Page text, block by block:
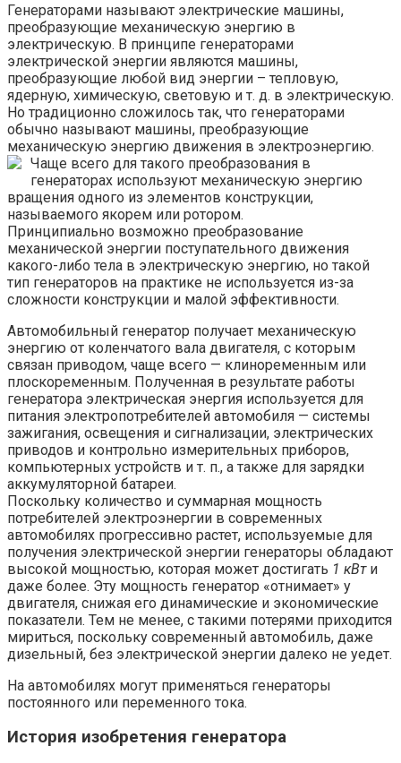
Генераторами называют электрические машины,
преобразующие механическую энергию в
электрическую. В принципе генераторами
электрической энергии являются машины,
преобразующие любой вид энергии – тепловую,
ядерную, химическую, световую и т. д. в электрическую.
Но традиционно сложилось так, что генераторами
обычно называют машины, преобразующие
механическую энергию движения в электроэнергию.
Чаще всего для такого преобразования в
генераторах используют механическую энергию
вращения одного из элементов конструкции,
называемого якорем или ротором.
Принципиально возможно преобразование
механической энергии поступательного движения
какого-либо тела в электрическую энергию, но такой
тип генераторов на практике не используется из-за
сложности конструкции и малой эффективности.
Автомобильный генератор получает механическую
энергию от коленчатого вала двигателя, с которым
связан приводом, чаще всего — клиноременным или
плоскоременным. Полученная в результате работы
генератора электрическая энергия используется для
питания электропотребителей автомобиля — системы
зажигания, освещения и сигнализации, электрических
приводов и контрольно измерительных приборов,
компьютерных устройств и т. п., а также для зарядки
аккумуляторной батареи.
Поскольку количество и суммарная мощность
потребителей электроэнергии в современных
автомобилях прогрессивно растет, используемые для
получения электрической энергии генераторы обладают
высокой мощностью, которая может достигать 1 кВти
даже более. Эту мощность генератор «отнимает» у
двигателя, снижая его динамические и экономические
показатели. Тем не менее, с такими потерями приходится
мириться, поскольку современный автомобиль, даже
дизельный, без электрической энергии далеко не уедет.
На автомобилях могут применяться генераторы
постоянного или переменного тока.
История изобретения генератора